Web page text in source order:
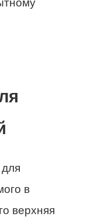
в
верхняя